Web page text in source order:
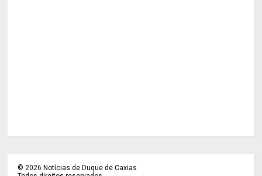
©2026 Notícias de Duque de Caxias